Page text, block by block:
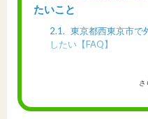
たいこと
2.1
東京都西東京市で
したい【FAQ】
さ